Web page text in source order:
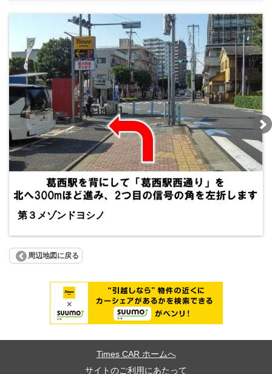
第３メゾンドヨシノ
周辺地図に戻る
Times CAR ホームへ
サイトのご利用にあたって